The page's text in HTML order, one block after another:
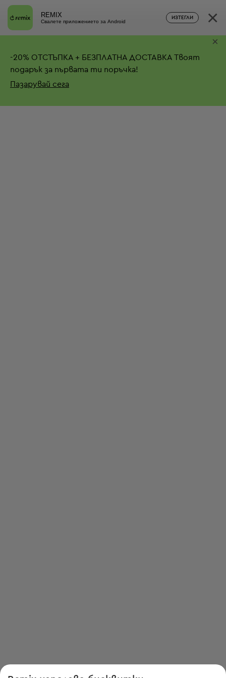
REMIX
Свалете приложението за Android
ИЗТЕГЛИ ×
-20% ОТСТЪПКА + БЕЗПЛАТНА ДОСТАВКА Твоят
подарък за първата ти поръчка!
Пазарувай сега
×